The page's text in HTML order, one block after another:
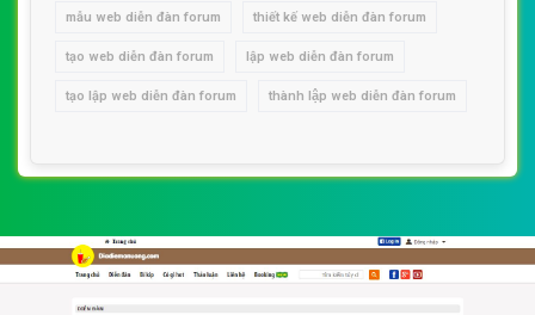
mẫu web diễn đàn forum thiết kế web diễn đàn forum
tạo web diễn đàn forum lập web diễn đàn forum
tạo lập web diễn đàn forum thành lập web diễn đàn forum